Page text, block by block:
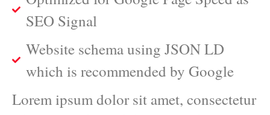
SEO Signal
Website schema using JSON LD
which is recommended by Google
Lorem ipsum dolor sit amet, consectetur